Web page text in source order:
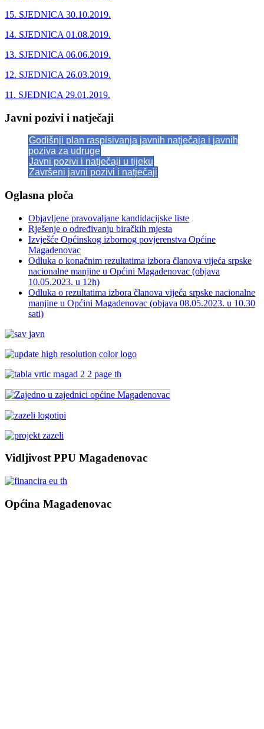
15. SJEDNICA 30.10.2019.
14. SJEDNICA 01.08.2019.
13. SJEDNICA 06.06.2019.
12. SJEDNICA 26.03.2019.
11. SJEDNICA 29.01.2019.
Javni pozivi i natječaji
Godišnji plan raspisivanja javnih natječaja i javnih
poziva za udruge
Javni pozivi i natječaji u tijeku
Završeni javni pozivi i natječaji
Oglasna ploča
Objavljene pravovaljane kandidacijske liste
Rješenje o određivanju biračkih mjesta
Izvješće Općinskog izbornog povjerenstva Općine
Magadenovac
Odluka o konačnim rezultatima izbora članova vijeća srpske
nacionalne manjine u Općini Magadenovac (objava
10.05.2023. u 12h)
Odluka o rezultatima izbora članova vijeća srpske nacionalne
manjine u Općini Magadenovac (objava 08.05.2023. u 10.30
sati)
Vidljivost PPU Magadenovac
Općina Magadenovac